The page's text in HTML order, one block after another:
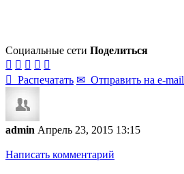
Социальные сети Поделиться
    
 Распечатать ✉ Отправить на e-mail
admin Апрель 23, 2015 13:15
Написать комментарий